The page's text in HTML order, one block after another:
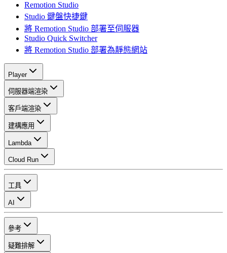
Remotion Studio
Studio 鍵盤快捷鍵
將 Remotion Studio 部署至伺服器
Studio Quick Switcher
將 Remotion Studio 部署為靜態網站
Player
伺服器端渲染
客戶端渲染
建構應用
Lambda
Cloud Run
工具
AI
參考
疑難排解